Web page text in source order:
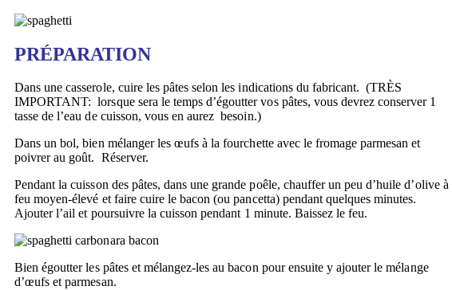
PRÉPARATION
Dans une casserole, cuire les pâtes selon les indications du fabricant. (TRÈS
IMPORTANT: lorsque sera le temps d’égoutter vos pâtes, vous devrez conserver 1
tasse de l’eau de cuisson, vous en aurez besoin.)
Dans un bol, bien mélanger les œufs à la fourchette avec le fromage parmesan et
poivrer au goût. Réserver.
Pendant la cuisson des pâtes, dans une grande poêle, chauffer un peu d’huile d’olive à
feu moyen-élevé et faire cuire le bacon (ou pancetta) pendant quelques minutes.
Ajouter l’ail et poursuivre la cuisson pendant 1 minute. Baissez le feu.
Bien égoutter les pâtes et mélangez-les au bacon pour ensuite y ajouter le mélange
d’œufs et parmesan.